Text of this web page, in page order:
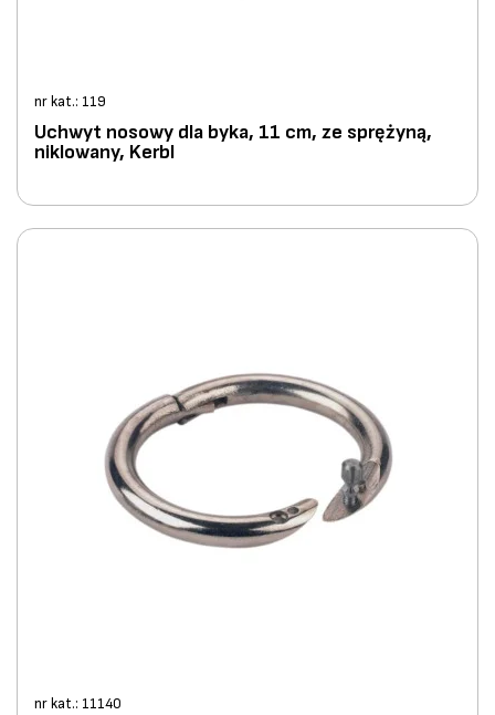
nr kat.: 119
Uchwyt nosowy dla byka, 11 cm, ze sprężyną,
niklowany, Kerbl
nr kat.: 11140